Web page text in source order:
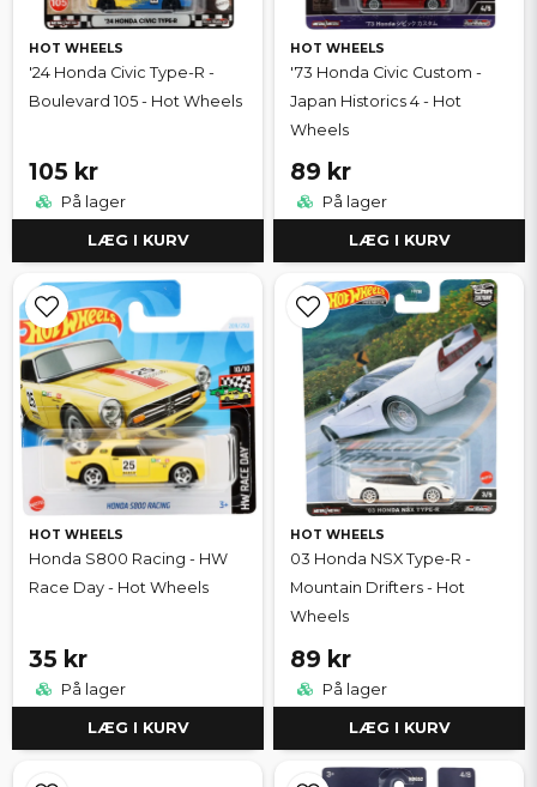
HOT WHEELS
'24 Honda Civic Type-R -
Boulevard 105 - Hot Wheels
105 kr
På lager
LÆG I KURV
HOT WHEELS
'73 Honda Civic Custom -
Japan Historics 4 - Hot
Wheels
89 kr
På lager
LÆG I KURV
HOT WHEELS
Honda S800 Racing - HW
Race Day - Hot Wheels
35 kr
På lager
LÆG I KURV
HOT WHEELS
03 Honda NSX Type-R -
Mountain Drifters - Hot
Wheels
89 kr
På lager
LÆG I KURV